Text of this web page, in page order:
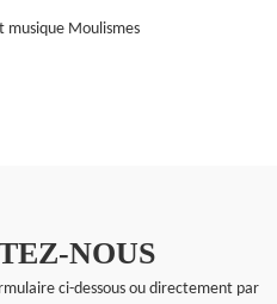
musique Moulismes
NOUS
ci-dessous ou directement par